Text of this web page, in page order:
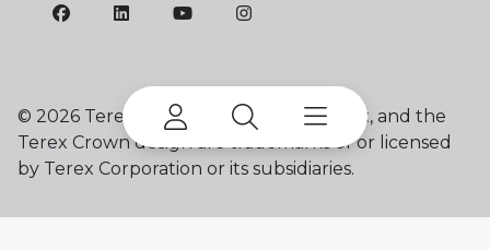
© 2026 Terex Corporation. Franna, Terex, and the
Terex Crown design are trademarks of or licensed
by Terex Corporation or its subsidiaries.